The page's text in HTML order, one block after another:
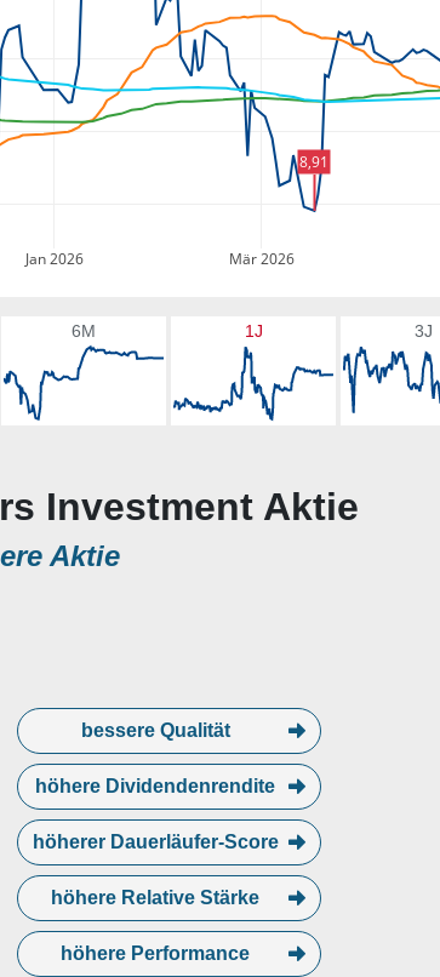
Jan 2026 Mär 2026
8,91
6M 1J 3J
Investment Aktie
Aktie
bessere Qualität
höhere Dividendenrendite
höherer Dauerläufer-Score
höhere Relative Stärke
höhere Performance